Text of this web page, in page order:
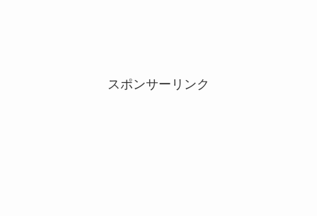
スポンサーリンク